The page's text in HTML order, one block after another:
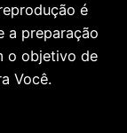
é
a preparação
o objetivo de
Você.